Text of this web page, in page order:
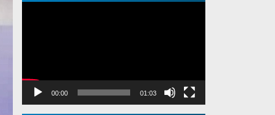
Pemutar
00:00 01:03